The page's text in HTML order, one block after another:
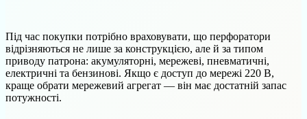
Під час покупки потрібно враховувати, що перфоратори
відрізняються не лише за конструкцією, але й за типом
приводу патрона: акумуляторні, мережеві, пневматичні,
електричні та бензинові. Якщо є доступ до мережі 220 В,
краще обрати мережевий агрегат — він має достатній запас
потужності.